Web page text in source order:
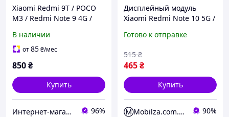
Xiaomi Redmi 9T / POCO
M3 / Redmi Note 9 4G /
дисплейный модуль с
рамкой (экран + тачскрин
В наличии
от85₴/мес
850₴
Купить
Интернет-магазин СЛЕД 96%
Дисплейный модуль
Xiaomi Redmi Note 10 5G /
Note 10T 5G (M2103K19G)
Готово к отправке
465₴
515 ₴
Купить
Ⓜ️Mobilza.com.ua 90%